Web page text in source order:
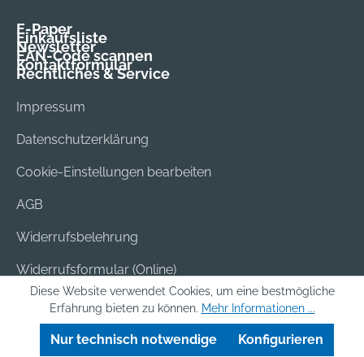
E-Paper
Einkaufsliste
Newsletter
EAN-Code scannen
Kontaktformular
Rechtliches & Service
Impressum
Datenschutzerklärung
Cookie-Einstellungen bearbeiten
AGB
Widerrufsbelehrung
Widerrufsformular (Online)
Versand & Bezahlung
Batterieentsorgung
Diese Website verwendet Cookies, um eine bestmögliche
Erfahrung bieten zu können. Mehr Informationen ...
Nur technisch notwendige Konfigurieren